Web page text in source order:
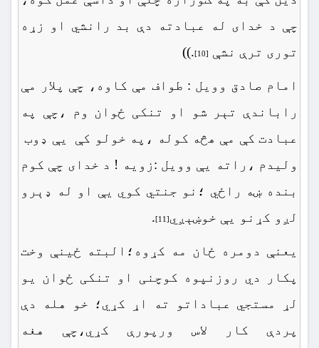
چې د خدای له عبادته دې بد رانشي او زړه
توری ترې نشې [10]
.))
امام صادق وویل : طواف مې کاوه، چې پلار مې
راباندې تېر شو او تنکی ځوان وم ،چې په
عبادت کې مې هڅه کوله ،په خولو کې یې ډوب
ولیدم ،راته یې وویل :زویه ! د خدای چې کوم
بنده ښه راځي ؛نو جنتي کوي یې او له ډېرو
لږو کړنو یې خوښېږي[11]
.
یعنې دومره ځان مه کړوه؛البته ځینې وخت
پکار دي روزنپوه کوچنی او تنکی ځوان یو
لړ مستجي عباداتو ته اړ کړي؛ خو هله دې
پردې کار لاس ورپورې کړي،چې هغه